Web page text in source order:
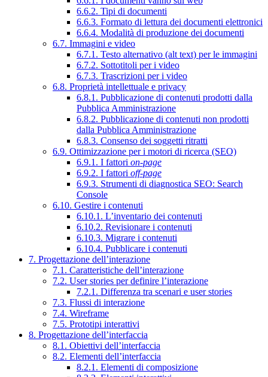
6.6.2. Tipi di documenti
6.6.3. Formato di lettura dei documenti elettronici
6.6.4. Modalità di produzione dei documenti
6.7. Immagini e video
6.7.1. Testo alternativo (alt text) per le immagini
6.7.2. Sottotitoli per i video
6.7.3. Trascrizioni per i video
6.8. Proprietà intellettuale e privacy
6.8.1. Pubblicazione di contenuti prodotti dalla
Pubblica Amministrazione
6.8.2. Pubblicazione di contenuti non prodotti
dalla Pubblica Amministrazione
6.8.3. Consenso dei soggetti ritratti
6.9. Ottimizzazione per i motori di ricerca (SEO)
6.9.1. I fattori on-page
6.9.2. I fattori off-page
6.9.3. Strumenti di diagnostica SEO: Search
Console
6.10. Gestire i contenuti
6.10.1. L’inventario dei contenuti
6.10.2. Revisionare i contenuti
6.10.3. Migrare i contenuti
6.10.4. Pubblicare i contenuti
7. Progettazione dell’interazione
7.1. Caratteristiche dell’interazione
7.2. User stories per definire l’interazione
7.2.1. Differenza tra scenari e user stories
7.3. Flussi di interazione
7.4. Wireframe
7.5. Prototipi interattivi
8. Progettazione dell’interfaccia
8.1. Obiettivi dell’interfaccia
8.2. Elementi dell’interfaccia
8.2.1. Elementi di composizione